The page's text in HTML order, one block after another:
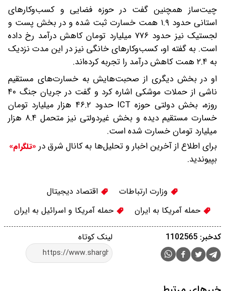
چیت‌ساز همچنین گفت در حوزه فضایی و کسب‌وکارهای
استانی حدود ۱.۹ همت خسارت ثبت شده و در بخش پست و
لجستیک نیز حدود ۷۷۶ میلیارد تومان کاهش درآمد رخ داده
است. به گفته او، کسب‌وکارهای خانگی نیز در این مدت نزدیک
به ۲.۴ همت کاهش درآمد را تجربه کرده‌اند.
او در بخش دیگری از صحبت‌هایش به خسارت‌های مستقیم
ناشی از حملات موشکی اشاره کرد و گفت در جریان جنگ ۴۰
روزه، بخش دولتی حوزه ICT حدود ۴۶.۲ هزار میلیارد تومان
خسارت مستقیم دیده و بخش غیردولتی نیز متحمل ۸.۴ هزار
میلیارد تومان خسارت شده است.
برای اطلاع از آخرین اخبار و تحلیل‌ها به کانال شرق در «تلگرام»
بپیوندید.
وزارت ارتباطات
اقتصاد دیجیتال
حمله آمریکا به ایران
حمله آمریکا و اسرائیل به ایران
لینک کوتاه کدخبر: 1102565